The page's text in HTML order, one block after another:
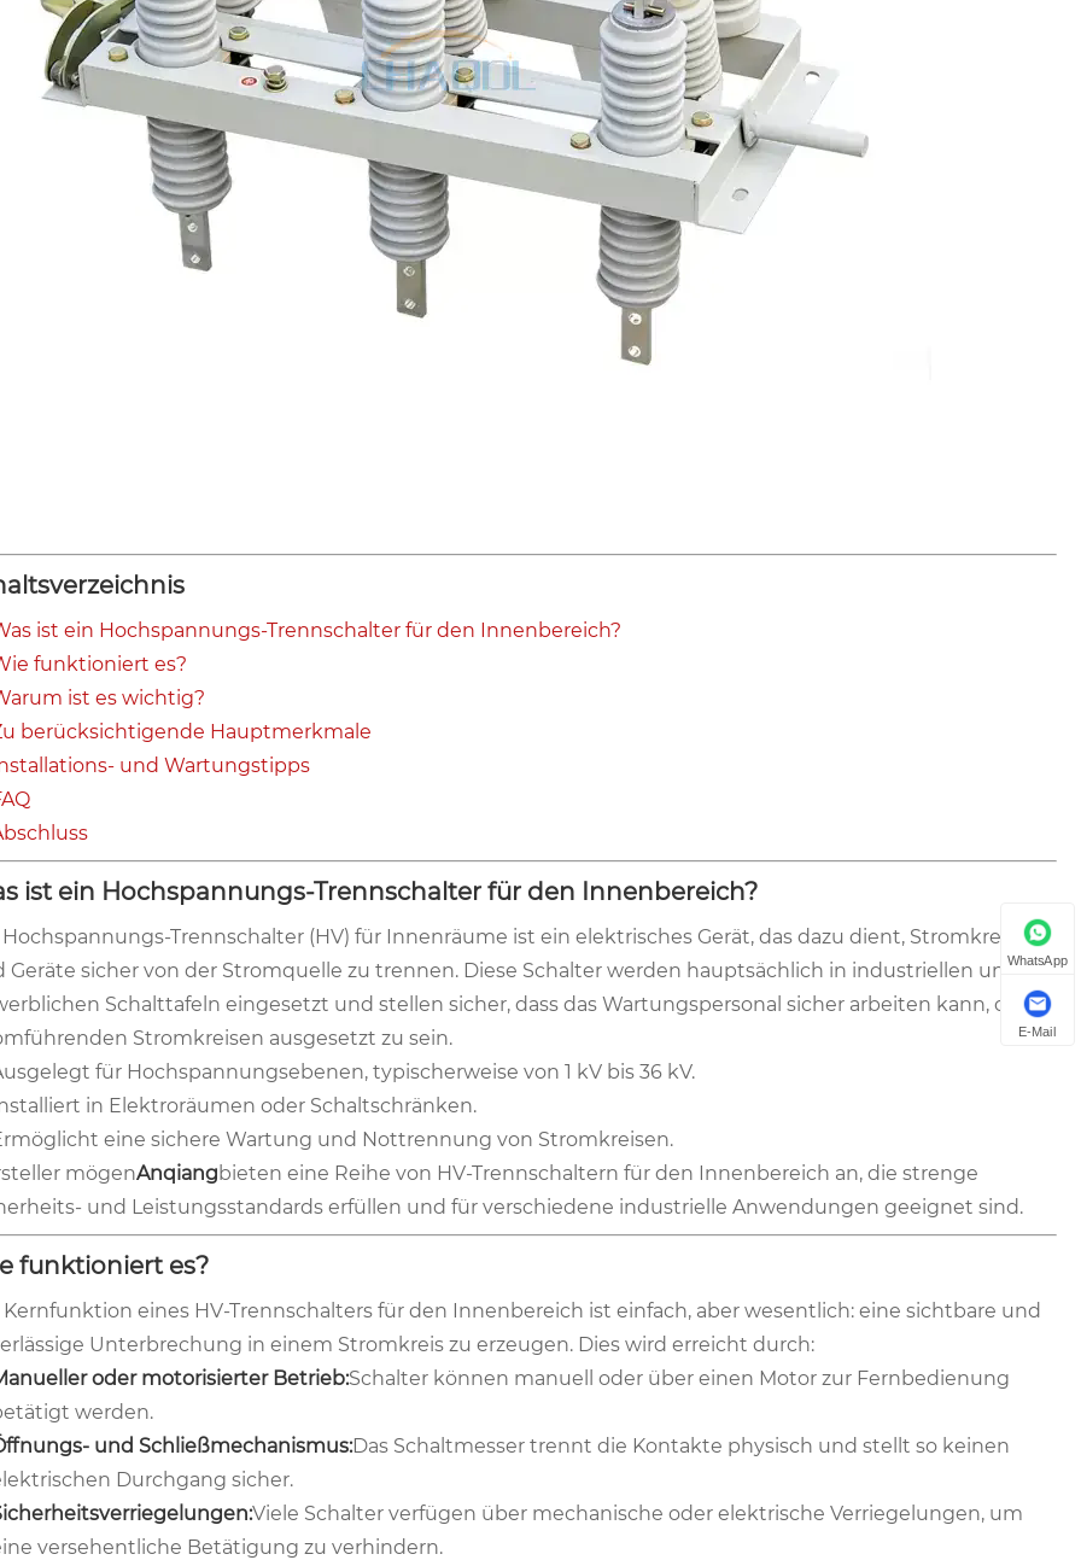
ist ein Hochspannungs-Trennschalter für den Innenbereich?
funktioniert es?
ist es wichtig?
berücksichtigende Hauptmerkmale
und Wartungstipps
ist ein Hochspannungs-Trennschalter für den Innenbereich?
Hochspannungs-Trennschalter (HV) für Innenräume ist ein elektrisches Gerät, das dazu dient, Stromkreise
Geräte sicher von der Stromquelle zu trennen. Diese Schalter werden hauptsächlich in industriellen und
Schalttafeln eingesetzt und stellen sicher, dass das Wartungspersonal sicher arbeiten kann, ohne
Stromkreisen ausgesetzt zu sein.
für Hochspannungsebenen, typischerweise von 1 kV bis 36 kV.
in Elektroräumen oder Schaltschränken.
eine sichere Wartung und Nottrennung von Stromkreisen.
mögenAnqiangbieten eine Reihe von HV-Trennschaltern für den Innenbereich an, die strenge
und Leistungsstandards erfüllen und für verschiedene industrielle Anwendungen geeignet sind.
funktioniert es?
Kernfunktion eines HV-Trennschalters für den Innenbereich ist einfach, aber wesentlich: eine sichtbare und
Unterbrechung in einem Stromkreis zu erzeugen. Dies wird erreicht durch:
oder motorisierter Betrieb:Schalter können manuell oder über einen Motor zur Fernbedienung
werden.
und Schließmechanismus:Das Schaltmesser trennt die Kontakte physisch und stellt so keinen
Durchgang sicher.
Viele Schalter verfügen über mechanische oder elektrische Verriegelungen, um
versehentliche Betätigung zu verhindern.
WhatsApp
E-Mail